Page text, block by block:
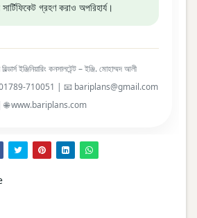
গ্রহণ করাও অপরিহার্য।
ইঞ্জিনিয়ারিং কনসালটেন্ট – ইঞ্জি. মোহাম্মদ আলী
710051 | 📧 bariplans@gmail.com
| 🌐 www.bariplans.com